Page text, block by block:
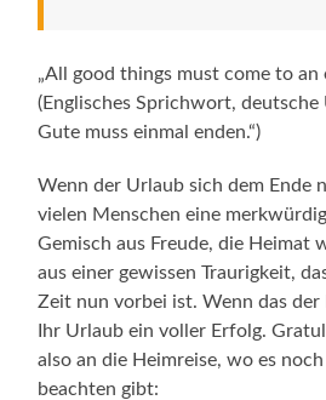
„All good things must come to an
(Englisches Sprichwort, deutsche
Gute muss einmal enden.“)
Wenn der Urlaub sich dem Ende
vielen Menschen eine
Gemisch aus Freude, die Heimat
aus einer gewissen Traurigkeit,
Zeit nun vorbei ist. Wenn das der
Ihr Urlaub ein voller Erfolg.
also an die Heimreise, wo es
beachten gibt: